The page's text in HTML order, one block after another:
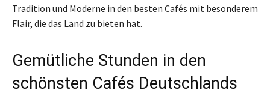
Tradition und Moderne in den besten Cafés mit besonderem
Flair, die das Land zu bieten hat.
Gemütliche Stunden in den
schönsten Cafés Deutschlands